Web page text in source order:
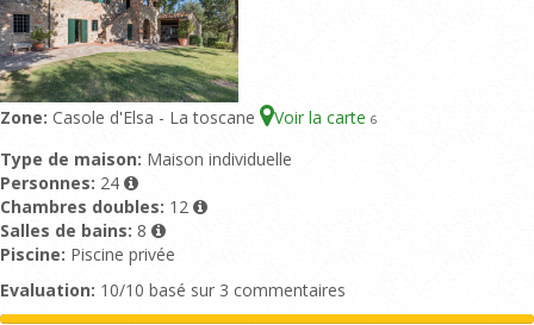
Zone: Casole d'Elsa - La toscane Voir la carte 6
Type de maison: Maison individuelle
Personnes: 24
Chambres doubles: 12
Salles de bains: 8
Piscine: Piscine privée
Evaluation: 10/10 basé sur 3 commentaires